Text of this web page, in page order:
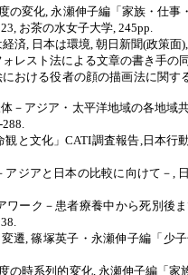
の変化, 永瀬伸子編「家族・仕事
お茶の水女子大学, 245pp.
済, 日本は環境, 朝日新聞(政策面
レスト法による文章の書き手の
おける役者の顔の描画法に関す
－アジア・太平洋地域の各地域
観と文化」CATI調査報告,日本行
ジアと日本の比較に向けて－,
ーク－患者療養中から死別後
遷, 篠塚英子・永瀬伸子編「少
の時系列的変化, 永瀬伸子編「家